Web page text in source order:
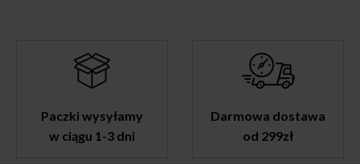
Paczki wysyłamy
w ciągu 1-3 dni
Darmowa dostawa
od 299zł